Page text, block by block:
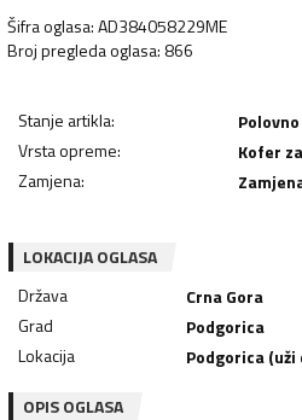
Šifra oglasa:AD384058229ME
Broj pregleda oglasa: 866
Stanje artikla:
Polovno
Vrsta opreme:
Kofer
Zamjena:
LOKACIJA OGLASA
Država
Crna Gora
Grad
Podgorica
Lokacija
Podgorica (uži
OPIS OGLASA